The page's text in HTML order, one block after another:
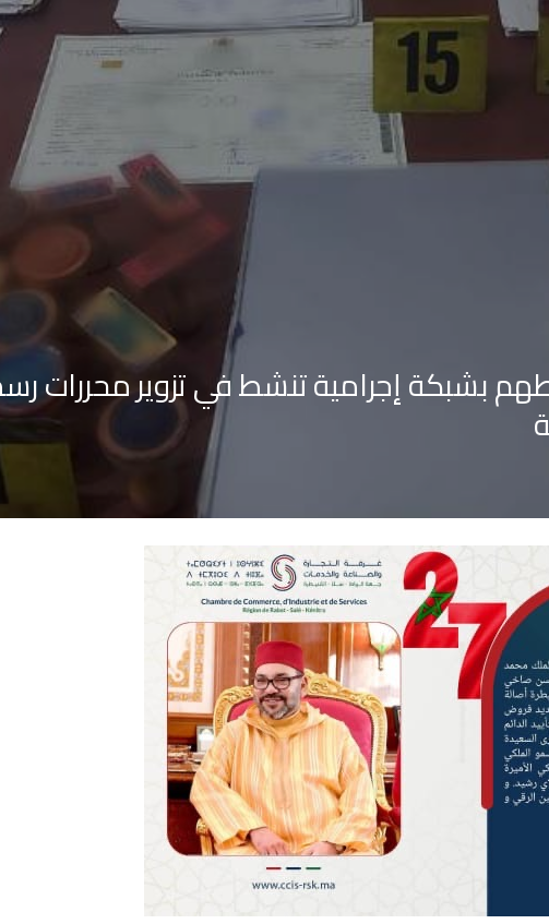
ارتباطهم بشبكة إجرامية تنشط في تزوير